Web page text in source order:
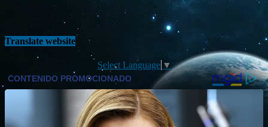
Translate website
Select Language ▼